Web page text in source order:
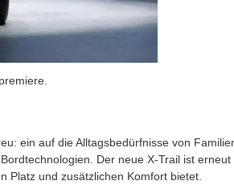
ein auf die Alltagsbedürfnisse von
Der neue X-Trail ist erneut
Platz und zusätzlichen Komfort bietet.